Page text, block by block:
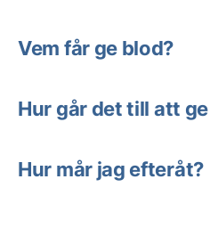
Vem får ge blod?
Hur går det till att
Hur mår jag efteråt?